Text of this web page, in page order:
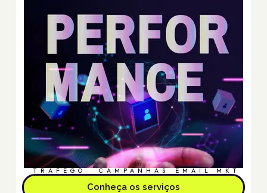
TRÁFEGO CAMPANHAS EMAIL MKT
Conheça os serviços